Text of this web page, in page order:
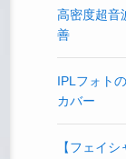
高密度超音
善
IPLフォト
カバー
【フェイ